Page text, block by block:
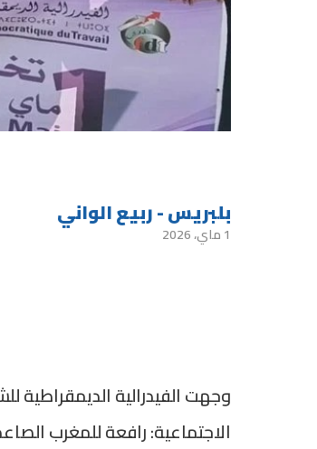
بلبريس - ربيع الواني
1 ماي، 2026
الاجتماعية: رافعة للمغرب